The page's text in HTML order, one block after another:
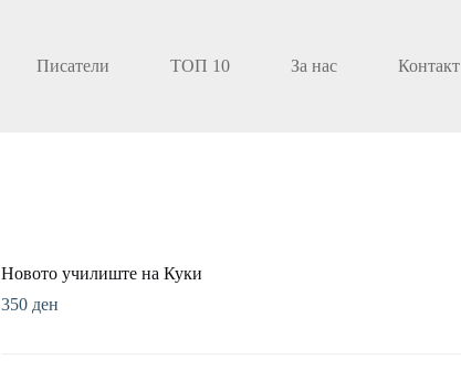
Писатели ТОП 10 За нас Контакт
Новото училиште на Куки
350 ден